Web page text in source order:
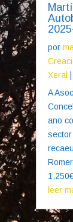
por
Xeral
A
ano
leer